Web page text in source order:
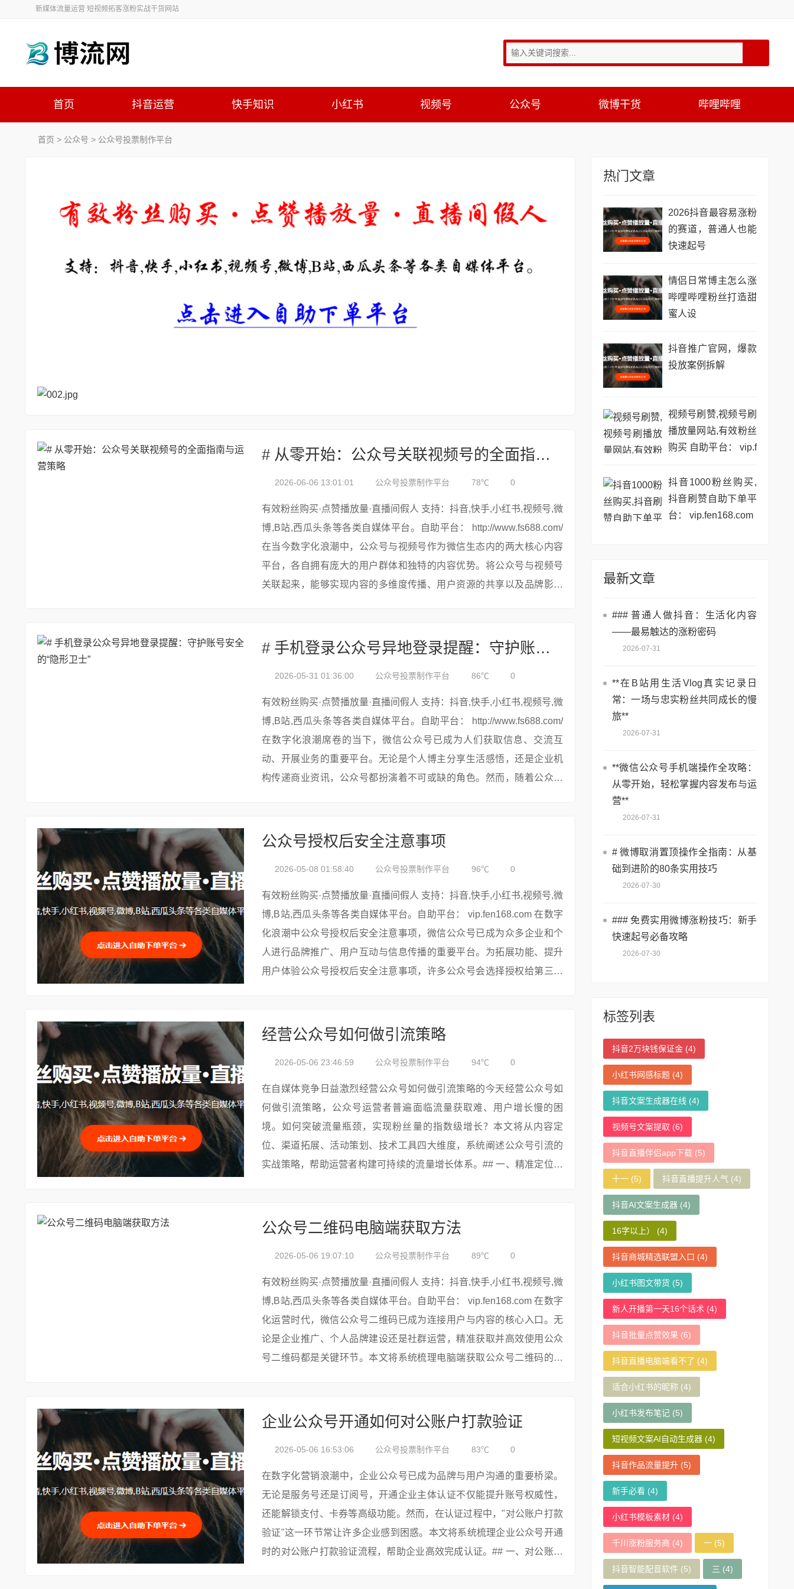
新媒体流量运营 短视频拓客涨粉实战干货网站
首页 抖音运营 快手知识 小红书 视频号 公众号 微博干货 哔哩哔哩
首页 > 公众号 > 公众号投票制作平台
# 从零开始：公众号关联视频号的全面指南与运营策略
2026-06-06 13:01:01 公众号投票制作平台 78℃ 0
有效粉丝购买·点赞播放量·直播间假人 支持：抖音,快手,小红书,视频号,微
博,B站,西瓜头条等各类自媒体平台。自助平台： http://www.fs688.com/
在当今数字化浪潮中，公众号与视频号作为微信生态内的两大核心内容
平台，各自拥有庞大的用户群体和独特的内容优势。将公众号与视频号
关联起来，能够实现内容的多维度传播、用户资源的共享以及品牌影响
# 手机登录公众号异地登录提醒：守护账号安全的“隐形卫士”
2026-05-31 01:36:00 公众号投票制作平台 86℃ 0
有效粉丝购买·点赞播放量·直播间假人 支持：抖音,快手,小红书,视频号,微
博,B站,西瓜头条等各类自媒体平台。自助平台： http://www.fs688.com/
在数字化浪潮席卷的当下，微信公众号已成为人们获取信息、交流互
动、开展业务的重要平台。无论是个人博主分享生活感悟，还是企业机
构传递商业资讯，公众号都扮演着不可或缺的角色。然而，随着公众号
公众号授权后安全注意事项
2026-05-08 01:58:40 公众号投票制作平台 96℃ 0
有效粉丝购买·点赞播放量·直播间假人 支持：抖音,快手,小红书,视频号,微
博,B站,西瓜头条等各类自媒体平台。自助平台： vip.fen168.com 在数字
化浪潮中公众号授权后安全注意事项，微信公众号已成为众多企业和个
人进行品牌推广、用户互动与信息传播的重要平台。为拓展功能、提升
用户体验公众号授权后安全注意事项，许多公众号会选择授权给第三方
经营公众号如何做引流策略
2026-05-06 23:46:59 公众号投票制作平台 94℃ 0
在自媒体竞争日益激烈经营公众号如何做引流策略的今天经营公众号如
何做引流策略，公众号运营者普遍面临流量获取难、用户增长慢的困
境。如何突破流量瓶颈，实现粉丝量的指数级增长？本文将从内容定
位、渠道拓展、活动策划、技术工具四大维度，系统阐述公众号引流的
实战策略，帮助运营者构建可持续的流量增长体系。## 一、精准定位：
公众号二维码电脑端获取方法
2026-05-06 19:07:10 公众号投票制作平台 89℃ 0
有效粉丝购买·点赞播放量·直播间假人 支持：抖音,快手,小红书,视频号,微
博,B站,西瓜头条等各类自媒体平台。自助平台： vip.fen168.com 在数字
化运营时代，微信公众号二维码已成为连接用户与内容的核心入口。无
论是企业推广、个人品牌建设还是社群运营，精准获取并高效使用公众
号二维码都是关键环节。本文将系统梳理电脑端获取公众号二维码的完
企业公众号开通如何对公账户打款验证
2026-05-06 16:53:06 公众号投票制作平台 83℃ 0
在数字化营销浪潮中，企业公众号已成为品牌与用户沟通的重要桥梁。
无论是服务号还是订阅号，开通企业主体认证不仅能提升账号权威性，
还能解锁支付、卡券等高级功能。然而，在认证过程中，"对公账户打款
验证"这一环节常让许多企业感到困惑。本文将系统梳理企业公众号开通
时的对公账户打款验证流程，帮助企业高效完成认证。## 一、对公账户
热门文章
2026抖音最容易涨粉
的赛道，普通人也能
快速起号
情侣日常博主怎么涨
哔哩哔哩粉丝打造甜
蜜人设
抖音推广官网，爆款
投放案例拆解
视频号刷赞,视频号刷
播放量网站,有效粉丝
购买 自助平台： vip.f
抖音1000粉丝购买,
抖音刷赞自助下单平
台： vip.fen168.com
最新文章
### 普通人做抖音：生活化内容
——最易触达的涨粉密码
2026-07-31
**在B站用生活Vlog真实记录日
常：一场与忠实粉丝共同成长的慢
旅**
2026-07-31
**微信公众号手机端操作全攻略：
从零开始，轻松掌握内容发布与运
营**
2026-07-31
# 微博取消置顶操作全指南：从基
础到进阶的80条实用技巧
2026-07-30
### 免费实用微博涨粉技巧：新手
快速起号必备攻略
2026-07-30
标签列表
抖音2万块钱保证金(4)
小红书网感标题(4)
抖音文案生成器在线(4)
视频号文案提取 (6)
抖音直播伴侣app下载(5)
十一(5) 抖音直播提升人气(4)
抖音AI文案生成器(4)
16字以上） (4)
抖音商城精选联盟入口 (4)
小红书图文带货(5)
新人开播第一天16个话术(4)
抖音批量点赞效果 (6)
抖音直播电脑端看不了 (4)
适合小红书的昵称 (4)
小红书发布笔记(5)
短视频文案AI自动生成器(4)
抖音作品流量提升(5)
新手必看(4)
小红书模板素材(4)
千川涨粉服务商 (4) 一(5)
抖音智能配音软件(5) 三 (4)